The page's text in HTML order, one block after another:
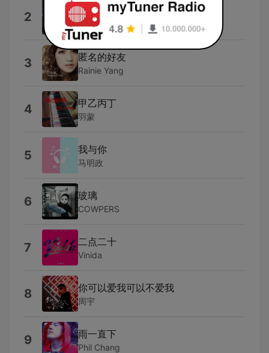
2 #0000FF
Jasmine Sokko
3 匿名的好友
Rainie Yang
4 甲乙丙丁
羽蒙
5 我与你
马明政
6 玻璃
COWPERS
7 二点二十
Vinida
8 你可以爱我可以不爱我
周宇
9 雨一直下
Phil Chang